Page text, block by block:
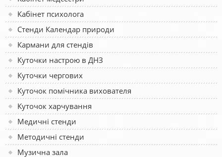
Кабінет психолога
Стенди Календар природи
Кармани для стендів
Куточки настрою в ДНЗ
Куточки чергових
Куточок помічника вихователя
Куточок харчування
Медичні стенди
Методичні стенди
Музична зала